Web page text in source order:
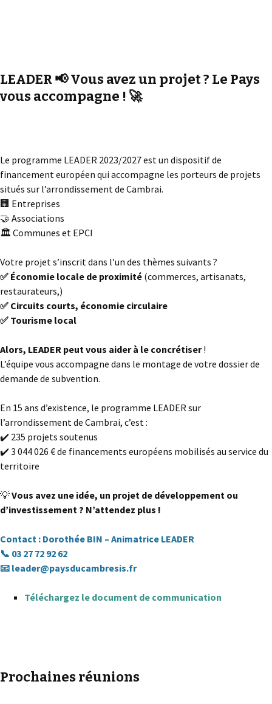
LEADER 📢 Vous avez un projet ? Le Pays
vous accompagne ! 🚀
Le programme LEADER 2023/2027 est un dispositif de
financement européen qui accompagne les porteurs de projets
situés sur l’arrondissement de Cambrai.
🏢 Entreprises
🤝 Associations
🏛️ Communes et EPCI
Votre projet s’inscrit dans l’un des thèmes suivants ?
✅ Économie locale de proximité (commerces, artisanats,
restaurateurs,)
✅ Circuits courts, économie circulaire
✅ Tourisme local
Alors, LEADER peut vous aider à le concrétiser!
L’équipe vous accompagne dans le montage de votre dossier de
demande de subvention.
En 15 ans d’existence, le programme LEADER sur
l’arrondissement de Cambrai, c’est :
✔️ 235 projets soutenus
✔️ 3 044 026 € de financements européens mobilisés au service du
territoire
💡Vous avez une idée, un projet de développement ou
d’investissement ? N’attendez plus !
Contact : Dorothée BIN – Animatrice LEADER
📞 03 27 72 92 62
📧 leader@paysducambresis.fr
Téléchargez le document de communication
Prochaines réunions